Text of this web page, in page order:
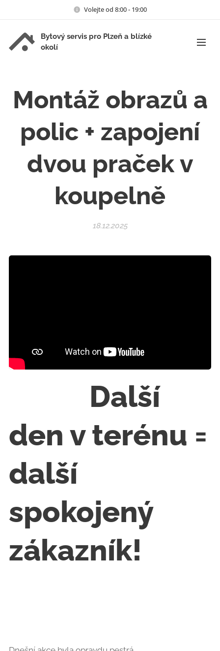
Volejte od 8:00 - 19:00
Bytový servis pro Plzeň a blízké
okolí
Montáž obrazů a
polic + zapojení
dvou praček v
koupelně
18.12.2025
🎄🔧 Další
den v terénu =
další
spokojený
zákazník! 😊